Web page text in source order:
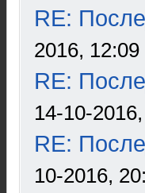
RE:
2016, 12:09
RE:
14-10-
RE:
10-2016,